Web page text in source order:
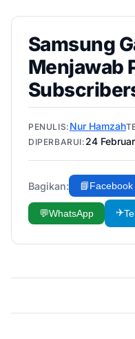
Samsung
Menjawab
PENULIS: Nur Hamzah
DIPERBARUI: 24
Bagikan: 📘Facebook
💬WhatsApp ✈️